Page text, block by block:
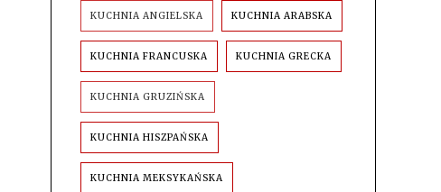
KUCHNIA ANGIELSKA KUCHNIA ARABSKA
KUCHNIA FRANCUSKA KUCHNIA GRECKA
KUCHNIA GRUZIŃSKA
KUCHNIA HISZPAŃSKA
KUCHNIA MEKSYKAŃSKA